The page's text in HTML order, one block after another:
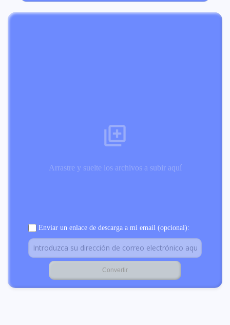
Arrastre y suelte los archivos a subir aquí
Enviar un enlace de descarga a mi email (opcional):